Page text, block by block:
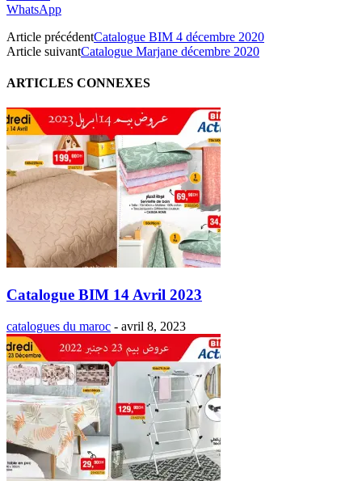
WhatsApp
Article précédentCatalogue BIM 4 décembre 2020
Article suivantCatalogue Marjane décembre 2020
ARTICLES CONNEXES
Catalogue BIM 14 Avril 2023
catalogues du maroc - avril 8, 2023